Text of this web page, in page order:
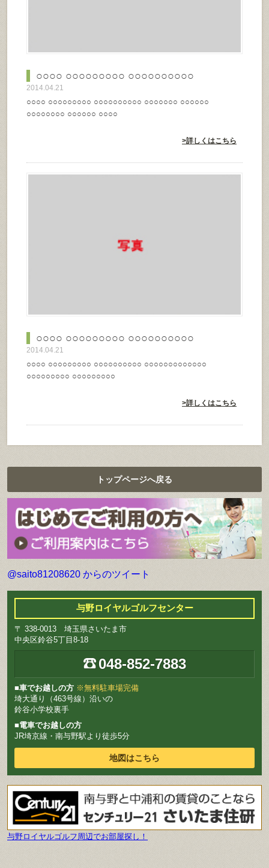
○○○○ ○○○○○○○○○ ○○○○○○○○○○
2014.04.21
○○○○ ○○○○○○○○○ ○○○○○○○○○○ ○○○○○○○ ○○○○○○
○○○○○○○○ ○○○○○○ ○○○○
>詳しくはこちら
○○○○ ○○○○○○○○○ ○○○○○○○○○○
2014.04.21
○○○○ ○○○○○○○○○ ○○○○○○○○○○ ○○○○○○○○○○○○○
○○○○○○○○○ ○○○○○○○○○
>詳しくはこちら
トップページへ戻る
@saito81208620 からのツイート
与野ロイヤルゴルフセンター
〒 338-0013 埼玉県さいたま市
中央区鈴谷5丁目8-18
048-852-7883
■車でお越しの方 ※無料駐車場完備
埼大通り（463号線）沿いの
鈴谷小学校裏手
■電車でお越しの方
JR埼京線・南与野駅より徒歩5分
地図はこちら
与野ロイヤルゴルフ周辺でお部屋探し！